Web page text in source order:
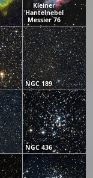
Kleiner
Hantelnebel
Messier 76
NGC 189
NGC 436